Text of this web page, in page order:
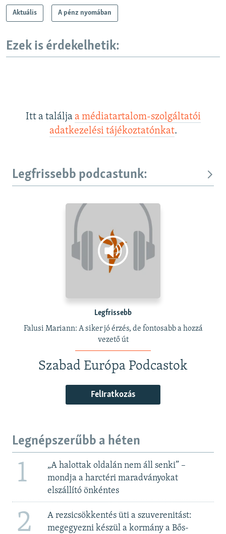
Aktuális A pénz nyomában
Ezek is érdekelhetik:
Itt a találja a médiatartalom-szolgáltatói
adatkezelési tájékoztatónkat.
Legfrissebb podcastunk:
Legfrissebb
Falusi Mariann: A siker jó érzés, de fontosabb a hozzá
vezető út
Szabad Európa Podcastok
Feliratkozás
Legnépszerűbb a héten
1
„A halottak oldalán nem áll senki” –
mondja a harctéri maradványokat
elszállító önkéntes
2
A rezsicsökkentés üti a szuverenitást:
megegyezni készül a kormány a Bős-